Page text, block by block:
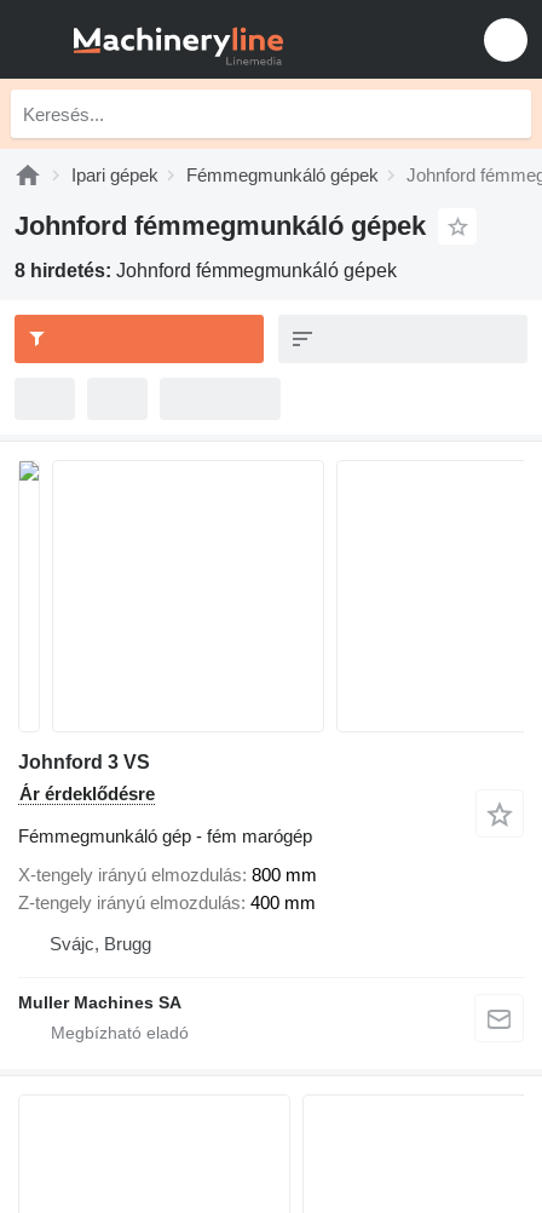
Ipari gépek Fémmegmunkáló gépek Johnford
Johnford fémmegmunkáló gépek
8 hirdetés: Johnford fémmegmunkáló gépek
Johnford 3 VS
Ár érdeklődésre
Fémmegmunkáló gép - fém marógép
X-tengely irányú elmozdulás 800 mm
Z-tengely irányú elmozdulás 400 mm
Svájc, Brugg
Muller Machines SA